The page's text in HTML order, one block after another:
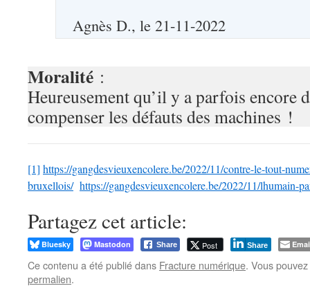
Agnès D., le 21-11-2022
Moralité :
Heureusement qu’il y a parfois encore
compenser les défauts des machines !
[1] https://gangdesvieuxencolere.be/2022/11/contre-le-tout-
bruxellois/ https://gangdesvieuxencolere.be/2022/11/lhumain-
Partagez cet article:
Bluesky Mastodon Share Post Share
Ce contenu a été publié dans Fracture numérique. Vous
permalien.